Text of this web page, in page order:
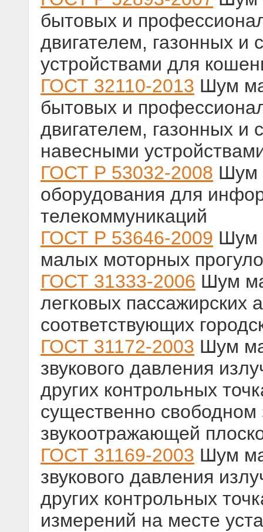
бытовых и
двигателем, газонных и
устройствами для
ГОСТ 32110-2013 Шум
бытовых и
двигателем, газонных и
навесными
ГОСТ Р 53032-2008 Шум
оборудования для
телекоммуникаций
ГОСТ Р 53646-2009 Шум
малых моторных
ГОСТ 31333-2006 Шум
легковых пассажирских
соответствующих
ГОСТ 31172-2003 Шум
звукового давления
других контрольных
существенно свободном
звукоотражающей
ГОСТ 31169-2003 Шум
звукового давления
других контрольных
измерений на месте